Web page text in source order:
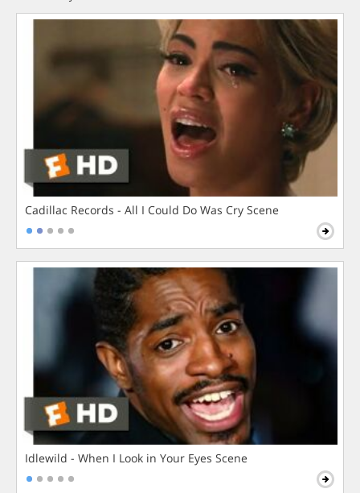
Cadillac Records - All I Could Do Was Cry Scene
Idlewild - When I Look in Your Eyes Scene